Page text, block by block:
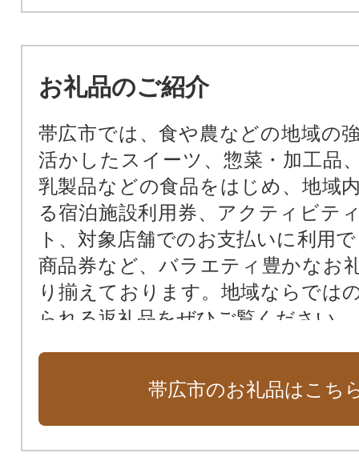
市民の国際感覚を高める国際親善交
都市開発事業の推進
お礼品のご紹介
帯広市では、食や農などの地域の
活かしたスイーツ、惣菜・加工品
乳製品などの食品をはじめ、地域
る宿泊施設利用券、アクティビテ
ト、対象店舗でのお支払いに利用
商品券など、バラエティ豊かなお
り揃えております。地域ならでは
られる返礼品をぜひご覧ください。
帯広市のお礼品はこち